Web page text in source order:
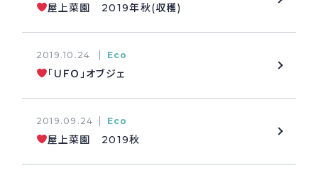
屋上菜園 2019年秋(収穫)
2019.10.24 Eco
「ＵＦＯ」オブジェ
2019.09.24 Eco
屋上菜園 2019秋